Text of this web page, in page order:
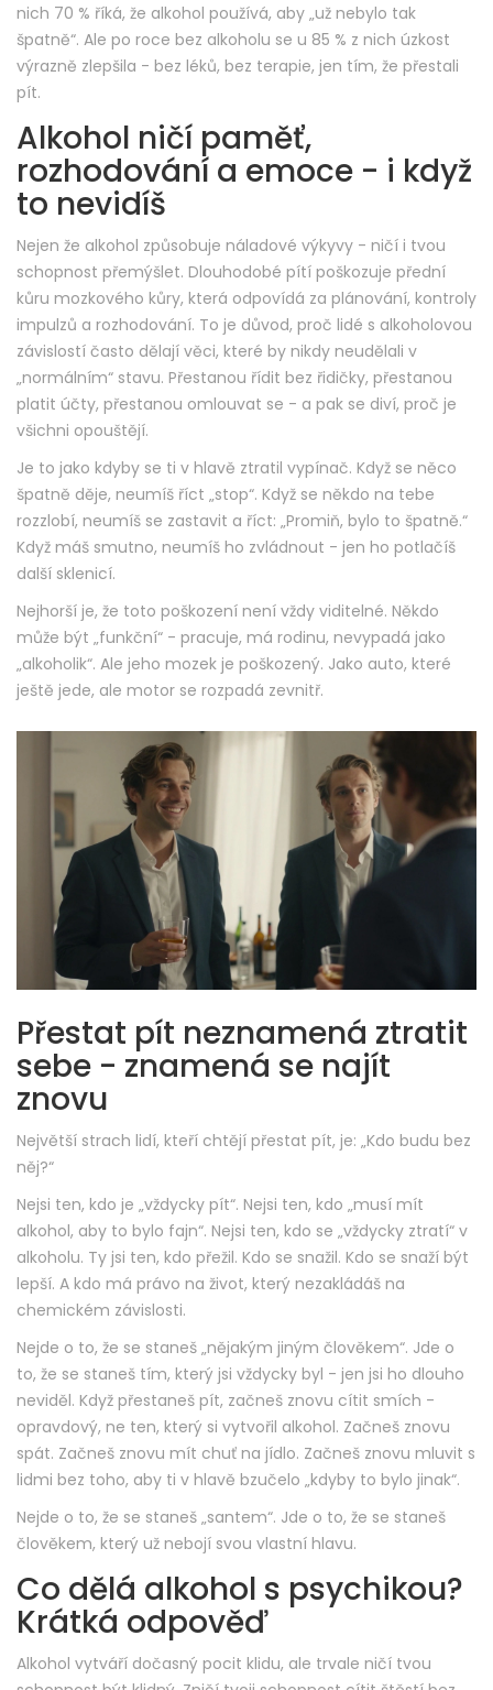
nich 70 % říká, že alkohol používá, aby „už nebylo tak
špatně“. Ale po roce bez alkoholu se u 85 % z nich úzkost
výrazně zlepšila - bez léků, bez terapie, jen tím, že přestali
pít.
Alkohol ničí paměť,
rozhodování a emoce - i když
to nevidíš
Nejen že alkohol způsobuje náladové výkyvy - ničí i tvou
schopnost přemýšlet. Dlouhodobé pítí poškozuje přední
kůru mozkového kůry, která odpovídá za plánování, kontroly
impulzů a rozhodování. To je důvod, proč lidé s alkoholovou
závislostí často dělají věci, které by nikdy neudělali v
„normálním“ stavu. Přestanou řídit bez řidičky, přestanou
platit účty, přestanou omlouvat se - a pak se diví, proč je
všichni opouštějí.
Je to jako kdyby se ti v hlavě ztratil vypínač. Když se něco
špatně děje, neumíš říct „stop“. Když se někdo na tebe
rozzlobí, neumíš se zastavit a říct: „Promiň, bylo to špatně.“
Když máš smutno, neumíš ho zvládnout - jen ho potlačíš
další sklenicí.
Nejhorší je, že toto poškození není vždy viditelné. Někdo
může být „funkční“ - pracuje, má rodinu, nevypadá jako
„alkoholik“. Ale jeho mozek je poškozený. Jako auto, které
ještě jede, ale motor se rozpadá zevnitř.
Přestat pít neznamená ztratit
sebe - znamená se najít
znovu
Největší strach lidí, kteří chtějí přestat pít, je: „Kdo budu bez
něj?“
Nejsi ten, kdo je „vždycky pít“. Nejsi ten, kdo „musí mít
alkohol, aby to bylo fajn“. Nejsi ten, kdo se „vždycky ztratí“ v
alkoholu. Ty jsi ten, kdo přežil. Kdo se snažil. Kdo se snaží být
lepší. A kdo má právo na život, který nezakládáš na
chemickém závislosti.
Nejde o to, že se staneš „nějakým jiným člověkem“. Jde o
to, že se staneš tím, který jsi vždycky byl - jen jsi ho dlouho
neviděl. Když přestaneš pít, začneš znovu cítit smích -
opravdový, ne ten, který si vytvořil alkohol. Začneš znovu
spát. Začneš znovu mít chuť na jídlo. Začneš znovu mluvit s
lidmi bez toho, aby ti v hlavě bzučelo „kdyby to bylo jinak“.
Nejde o to, že se staneš „santem“. Jde o to, že se staneš
člověkem, který už nebojí svou vlastní hlavu.
Co dělá alkohol s psychikou?
Krátká odpověď
Alkohol vytváří dočasný pocit klidu, ale trvale ničí tvou